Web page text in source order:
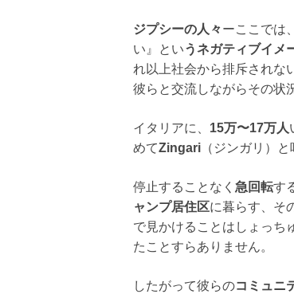
ジプシーの人々ーここでは
い』というネガティブイメ
れ以上社会から排斥されな
彼らと交流しながらその状
イタリアに、 15万〜17万人
めてZingari （ジンガリ）
停止することなく 急回転す
ャンプ居住区に暮らす、そ
で見かけることはしょっち
たことすらありません。
したがって彼らのコミュニ